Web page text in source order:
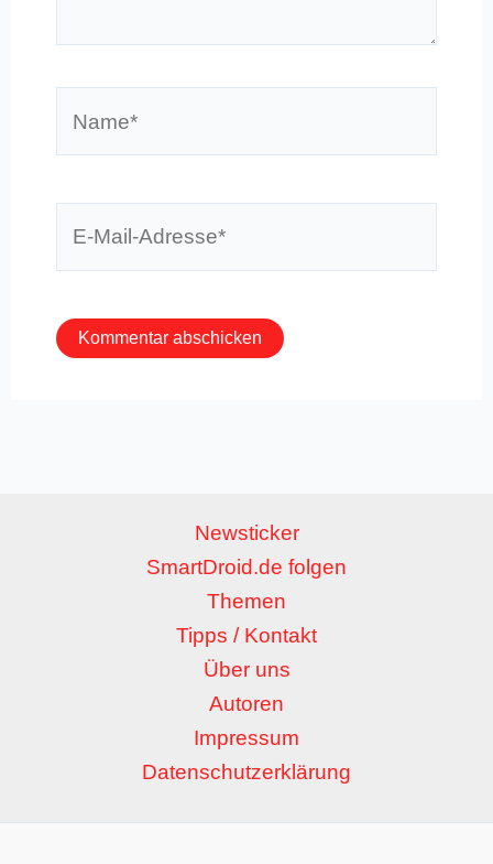
Newsticker
SmartDroid.de folgen
Themen
Tipps / Kontakt
Über uns
Autoren
Impressum
Datenschutzerklärung